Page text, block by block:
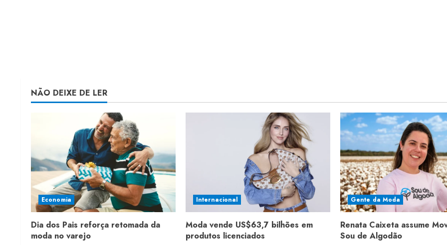
NÃO DEIXE DE LER
Economia
Dia dos Pais reforça retomada da
moda no varejo
Internacional
Moda vende US$63,7 bilhões em
produtos licenciados
Gente da Moda
Renata Caixeta assume
Sou de Algodão